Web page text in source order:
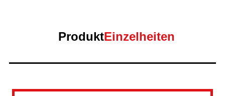
ProduktEinzelheiten